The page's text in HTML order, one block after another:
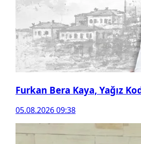
Furkan Bera Kaya, Yağız
05.08.2026 09:38